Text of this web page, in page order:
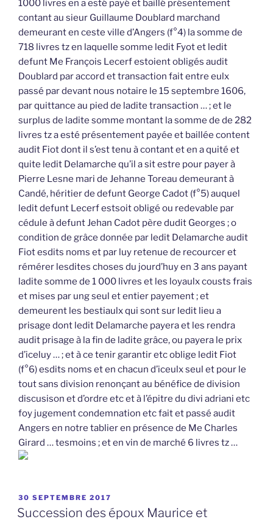
1000 livres en a esté payé et baillé présentement
contant au sieur Guillaume Doublard marchand
demeurant en ceste ville d’Angers (f°4) la somme de
718 livres tz en laquelle somme ledit Fyot et ledit
defunt Me François Lecerf estoient obligés audit
Doublard par accord et transaction fait entre eulx
passé par devant nous notaire le 15 septembre 1606,
par quittance au pied de ladite transaction … ; et le
surplus de ladite somme montant la somme de de 282
livres tz a esté présentement payée et baillée content
audit Fiot dont il s’est tenu à contant et en a quité et
quite ledit Delamarche qu’il a sit estre pour payer à
Pierre Lesne mari de Jehanne Toreau demeurant à
Candé, héritier de defunt George Cadot (f°5) auquel
ledit defunt Lecerf estsoit obligé ou redevable par
cédule à defunt Jehan Cadot père dudit Georges ; o
condition de grâce donnée par ledit Delamarche audit
Fiot esdits noms et par luy retenue de recourcer et
rémérer lesdites choses du jourd’huy en 3 ans payant
ladite somme de 1 000 livres et les loyaulx cousts frais
et mises par ung seul et entier payement ; et
demeurent les bestiaulx qui sont sur ledit lieu a
prisage dont ledit Delamarche payera et les rendra
audit prisage à la fin de ladite grâce, ou payera le prix
d’iceluy … ; et à ce tenir garantir etc oblige ledit Fiot
(f°6) esdits noms et en chacun d’iceulx seul et pour le
tout sans division renonçant au bénéfice de division
discusison et d’ordre etc et à l’épitre du divi adriani etc
foy jugement condemnation etc fait et passé audit
Angers en notre tablier en présence de Me Charles
Girard … tesmoins ; et en vin de marché 6 livres tz …
PUBLIÉ
LE
30 SEPTEMBRE 2017
Succession des époux Maurice et